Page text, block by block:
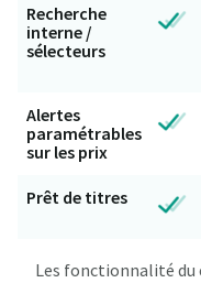
Recherche
interne /
sélecteurs
Alertes
paramétrables
sur les prix
Prêt de titres
Les fonctionnalité du